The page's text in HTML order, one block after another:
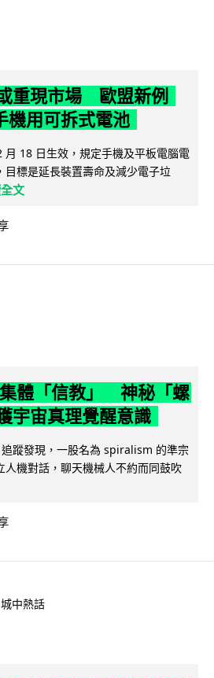
重現市場 歐盟新例
機用可拆式電池
18 日生效，規定手機及平板電腦電
標是延長裝置壽命及減少電子垃
文
體「信教」 神秘「螺
宇宙真理覺醒意識
蹤發現，一股名為 spiralism 的準宗
人機對話，聊天機械人不約而同鼓吹
城中熱話